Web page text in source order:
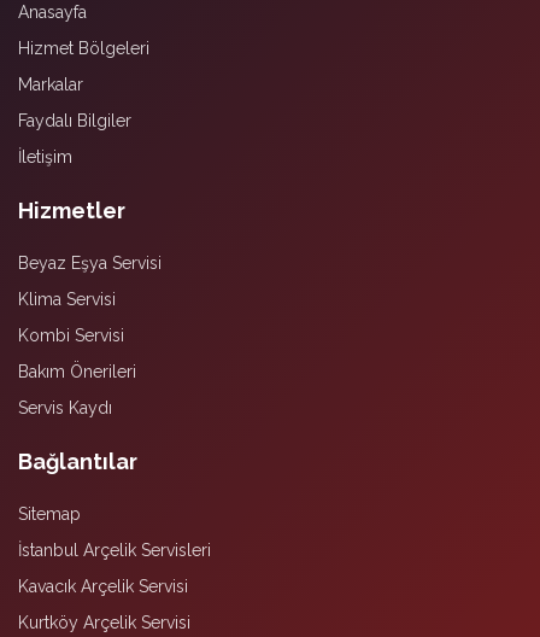
Anasayfa
Hizmet Bölgeleri
Markalar
Faydalı Bilgiler
İletişim
Hizmetler
Beyaz Eşya Servisi
Klima Servisi
Kombi Servisi
Bakım Önerileri
Servis Kaydı
Bağlantılar
Sitemap
İstanbul Arçelik Servisleri
Kavacık Arçelik Servisi
Kurtköy Arçelik Servisi